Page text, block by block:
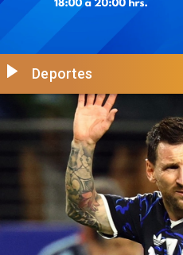
Deportes